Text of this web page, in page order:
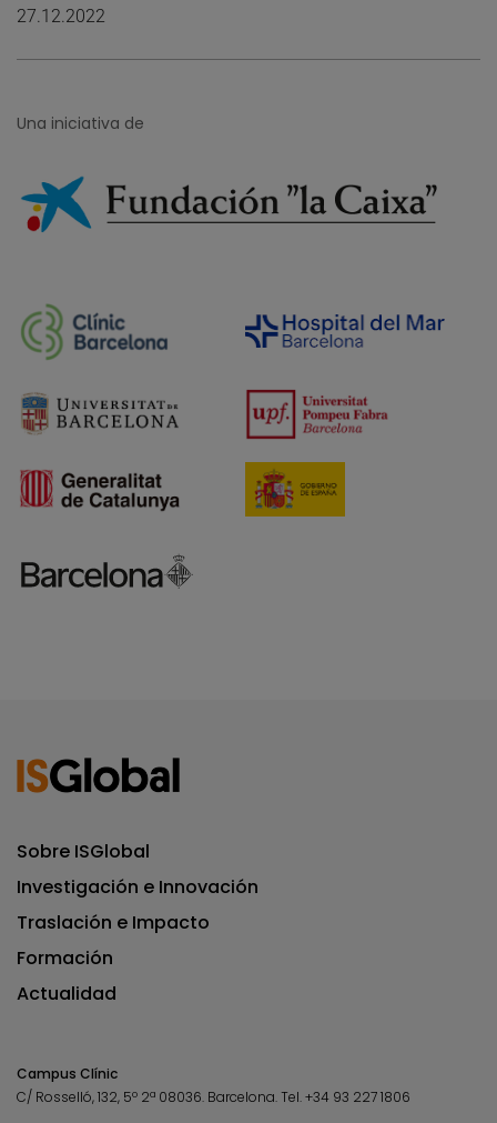
27.12.2022
Una iniciativa de
Sobre ISGlobal
Investigación e Innovación
Traslación e Impacto
Formación
Actualidad
Campus Clínic
C/ Rosselló, 132, 5º 2ª 08036. Barcelona.Tel.+34 93 227 1806